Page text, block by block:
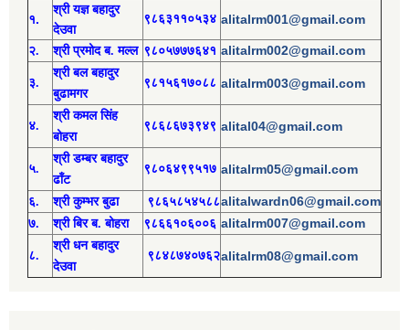
१.
श्री यज्ञ बहादुर
देउवा
९८६३११०५३४ alitalrm001@gmail.com
२. श्रीप्रमोदब. मल्ल ९८०५७७७६४१ alitalrm002@gmail.com
३.
श्रीबल बहादुर
बुढामगर
९८१५६१७०८८ alitalrm003@gmail.com
४.
श्री कमल सिंह
बोहरा
९८६८६७३९४९ alital04@gmail.com
५.
श्री डम्बर बहादुर
ढाँट
९८०६४९९५१७ alitalrm05@gmail.com
६. श्री कुम्भर बुढा ९८६५८५४५८८alitalwardn06@gmail.com
७. श्री बिर ब. बोहरा ९८६६१०६००६ alitalrm007@gmail.com
८.
श्री धन बहादुर
देउवा
९८४८७४०७६२alitalrm08@gmail.com